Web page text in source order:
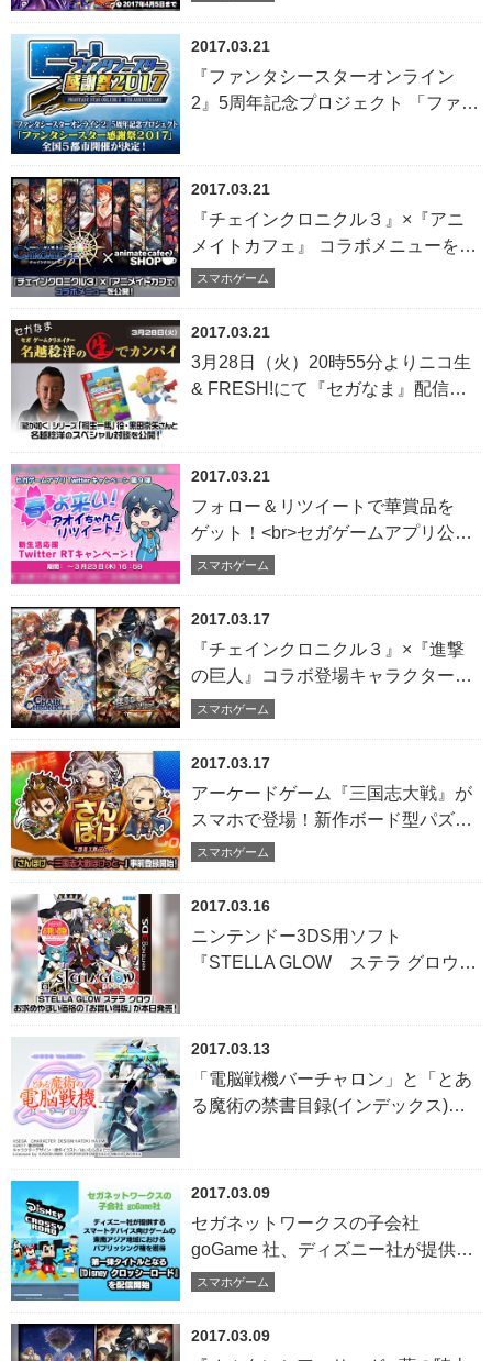
次」をプレゼント
2017.03.21
『ファンタシースターオンライン
2』5周年記念プロジェクト 「ファン
スを決定する公式全国大会「アーク
スバトルトーナメント」も同時開
催！
2017.03.21
スマホゲーム
『チェインクロニクル３』×『アニ
メイトカフェ』 コラボメニューを公
開！人気キャラクターの限定グッズ
2017.03.21
3月28日（火）20時55分よりニコ生
& FRESH!にて『セガなま』配信！
『龍が如く』シリーズ総合監督・名
越稔洋のスペシャル対談を公開！ 視
聴者プレゼントでは話題のNintendo
Switch™を含め豪華賞品をプレゼン
ト！
2017.03.21
スマホゲーム
フォロー＆リツイートで華賞品を
ゲット！<br>セガゲームアプリ公式
Twitter“新生活応援リツイートキャン
2017.03.17
スマホゲーム
『チェインクロニクル３』×『進撃
の巨人』コラボ登場キャラクターを
公開！<br>SSR「ミカサ・アッカー
催や、エレン役の声優・梶裕貴さん
が「チェンクロ」を楽しむ特別な
PV を公開
2017.03.17
スマホゲーム
アーケードゲーム『三国志大戦』が
スマホで登場！新作ボード型パズル
RPG『さんぽけ ～三国志大戦ぽけっ
2017.03.16
ニンテンドー3DS用ソフト
『STELLA GLOW ステラ グロウ』
2017.03.13
「電脳戦機バーチャロン」と「とあ
る魔術の禁書目録(インデックス)」
バーチャロン×とある魔術の禁書目
録(インデックス) とある魔術の電
脳戦機(バーチャロン)』が2018年発
売決定！
2017.03.09
スマホゲーム
セガネットワークスの子会社
goGame 社、ディズニー社が提供す
るスマートデバイス向けゲームの 東
グ権を獲得 ～第一弾タイトルとなる
『Disney クロッシーロード』を配信
2017.03.09